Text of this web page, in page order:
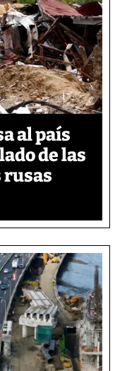
al país
de las